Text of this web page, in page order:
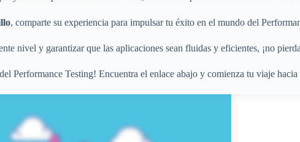
, comparte su experiencia para impulsar tu éxito en el mundo del
nivel y garantizar que las aplicaciones sean fluidas y eficientes, ¡no
Performance Testing! Encuentra el enlace abajo y comienza tu viaje